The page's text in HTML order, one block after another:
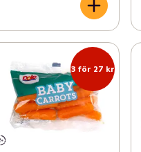
3 för 27 kr